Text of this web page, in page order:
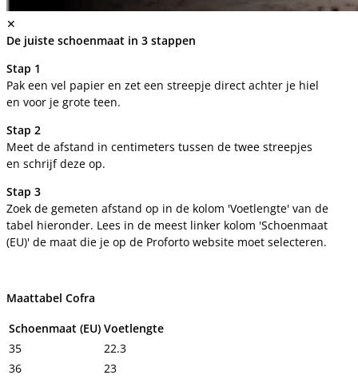
✕
De juiste schoenmaat in 3 stappen
Stap 1
Pak een vel papier en zet een streepje direct achter je hiel
en voor je grote teen.
Stap 2
Meet de afstand in centimeters tussen de twee streepjes
en schrijf deze op.
Stap 3
Zoek de gemeten afstand op in de kolom 'Voetlengte' van de
tabel hieronder. Lees in de meest linker kolom 'Schoenmaat
(EU)' de maat die je op de Proforto website moet selecteren.
Maattabel Cofra
Schoenmaat (EU) Voetlengte
35
22.3
36
23